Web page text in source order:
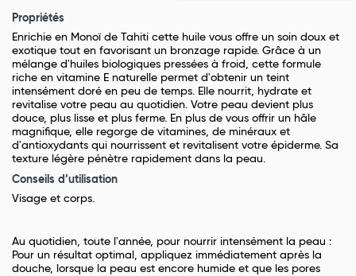
Propriétés
Enrichie en Monoï de Tahiti cette huile vous offre un soin doux et
exotique tout en favorisant un bronzage rapide. Grâce à un
mélange d'huiles biologiques pressées à froid, cette formule
riche en vitamine E naturelle permet d'obtenir un teint
intensément doré en peu de temps. E lle nourrit, hydrate et
revitalise votre peau au quotidien. Votre peau devient plus
douce, plus lisse et plus ferme. En plus de vous offrir un hâle
magnifique, elle regorge de vitamines, de minéraux et
d'antioxydants qui nourrissent et revitalisent votre épiderme. Sa
texture légère pénètre rapidement dans la peau.
Conseils d’utilisation
Visage et corps.
Au quotidien, toute l'année, pour nourrir intensément la peau :
Pour un résultat optimal, appliquez immédiatement après la
douche, lorsque la peau est encore humide et que les pores